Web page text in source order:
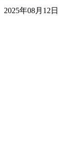
2025年08月12日